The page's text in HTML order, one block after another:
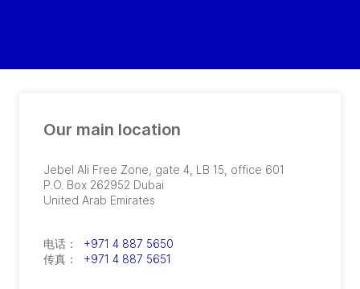
Our main location
Jebel Ali Free Zone, gate 4, LB 15, office 601
P.O. Box 262952 Dubai
United Arab Emirates
电话：
+971 4 887 5650
传真：
+971 4 887 5651